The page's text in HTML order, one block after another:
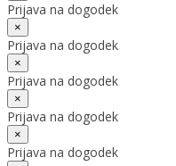
Prijava na dogodek
×
Prijava na dogodek
×
Prijava na dogodek
×
Prijava na dogodek
×
Prijava na dogodek